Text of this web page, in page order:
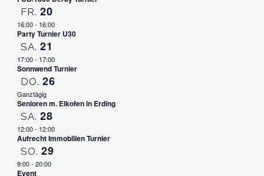
FR. 20
16:00- 16:00
Party Turnier U30
SA. 21
17:00- 17:00
Sonnwend Turnier
DO. 26
Ganztägig
Senioren m. Elkofen in Erding
SA. 28
12:00- 12:00
Aufrecht Immobilien Turnier
SO. 29
9:00- 20:00
Event